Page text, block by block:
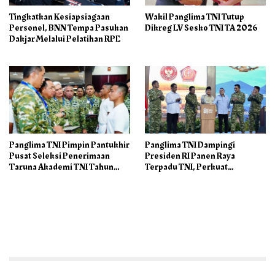
Tingkatkan Kesiapsiagaan
Personel, BNN Tempa Pasukan
Dakjar Melalui Pelatihan RPE
Wakil Panglima TNI Tutup
Dikreg LV Sesko TNI TA 2026
Panglima TNI Pimpin Pantukhir
Pusat Seleksi Penerimaan
Taruna Akademi TNI Tahun
Panglima TNI Dampingi
Presiden RI Panen Raya
Terpadu TNI, Perkuat